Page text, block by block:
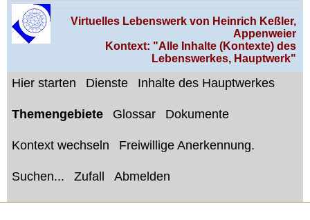
Virtuelles Lebenswerk von Heinrich Keßler,
Appenweier
Kontext: "Alle Inhalte (Kontexte) des
Lebenswerkes, Hauptwerk"
Hier starten Dienste Inhalte des Hauptwerkes
Themengebiete Glossar Dokumente
Kontext wechseln Freiwillige Anerkennung.
Suchen... Zufall Abmelden